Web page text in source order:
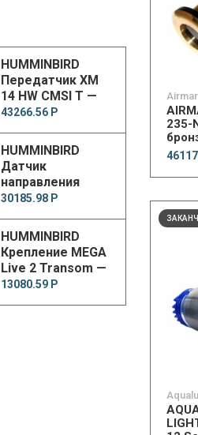
HUMMINBIRD
Передатчик XM
14 HW CMSI T —
Compact MEGA
Transducer
43266.56 Р
HUMMINBIRD
Датчик
направления
NMEA 2000 GPS
30185.98 Р
HUMMINBIRD
Крепление MEGA
Live 2 Transom —
Mount
13080.59 Р
Airmar
235-
2000